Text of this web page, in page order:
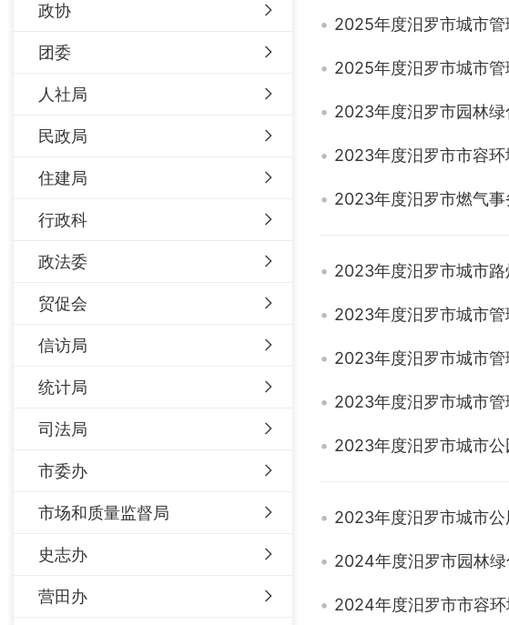
政协
团委
人社局
民政局
住建局
行政科
政法委
贸促会
信访局
统计局
司法局
市委办
市场和质量监督局
史志办
营田办
2025年度汨罗市城市
2025年度汨罗市城市
2023年度汨罗市园林
2023年度汨罗市市容
2023年度汨罗市燃气
2023年度汨罗市城市
2023年度汨罗市城市
2023年度汨罗市城市
2023年度汨罗市城市
2023年度汨罗市城市
2023年度汨罗市城市
2024年度汨罗市园林
2024年度汨罗市市容